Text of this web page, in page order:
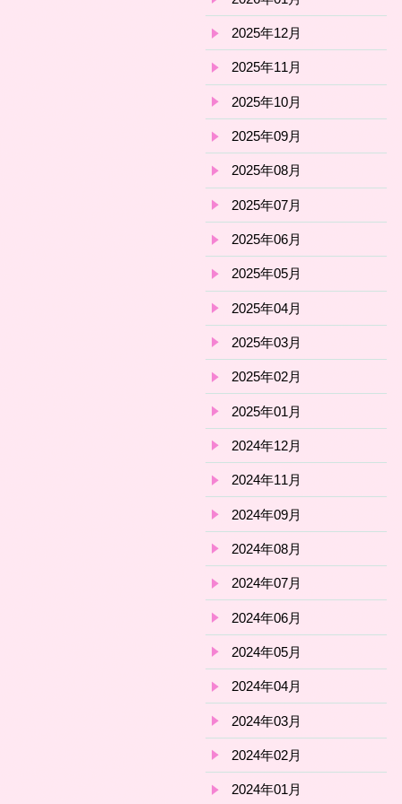
2025年12月
2025年11月
2025年10月
2025年09月
2025年08月
2025年07月
2025年06月
2025年05月
2025年04月
2025年03月
2025年02月
2025年01月
2024年12月
2024年11月
2024年09月
2024年08月
2024年07月
2024年06月
2024年05月
2024年04月
2024年03月
2024年02月
2024年01月